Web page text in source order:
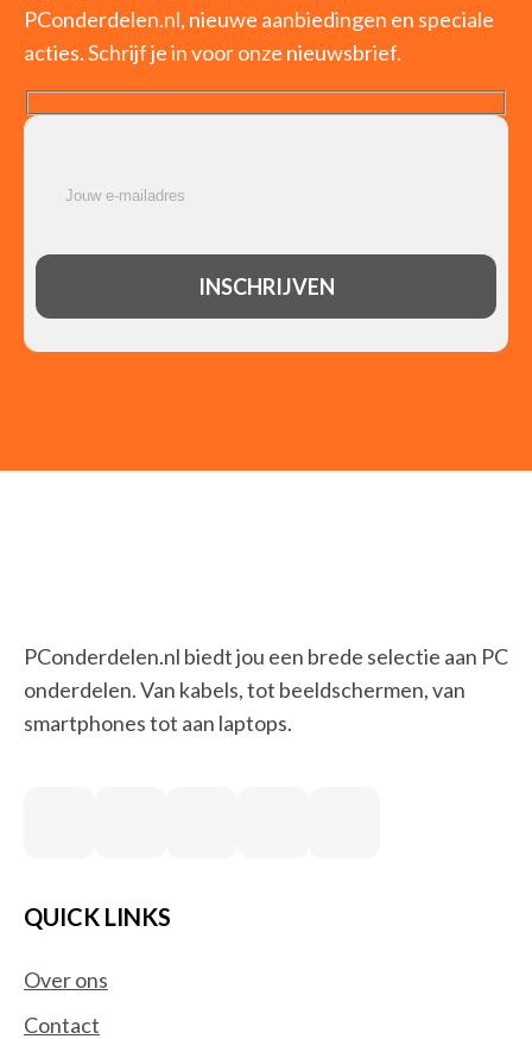
PConderdelen.nl, nieuwe aanbiedingen en speciale
acties. Schrijf je in voor onze nieuwsbrief.
PConderdelen.nl biedt jou een brede selectie aan PC
onderdelen. Van kabels, tot beeldschermen, van
smartphones tot aan laptops.
QUICK LINKS
Over ons
Contact